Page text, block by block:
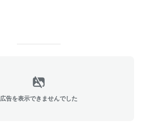
広告を表示できませんでした